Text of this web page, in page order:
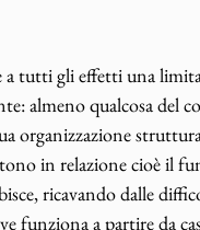
a tutti gli effetti una
almeno qualcosa del
organizzazione
in relazione cioè il
ricavando dalle
funziona a partire da